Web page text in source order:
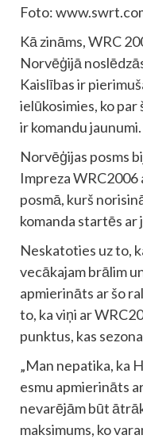
Foto:
Kā zināms, WRC
Norvēģijā
Kaislības ir
ielūkosimies, ko
ir komandu jaunumi.
Norvēģijas posms
Impreza WRC2006
posmā, kurš
komanda startēs ar
Neskatoties uz to,
vecākajam brālim
apmierināts ar šo
to, ka viņi ar
punktus, kas
„Man nepatika, ka
esmu apmierināts
nevarējām būt
maksimums, ko